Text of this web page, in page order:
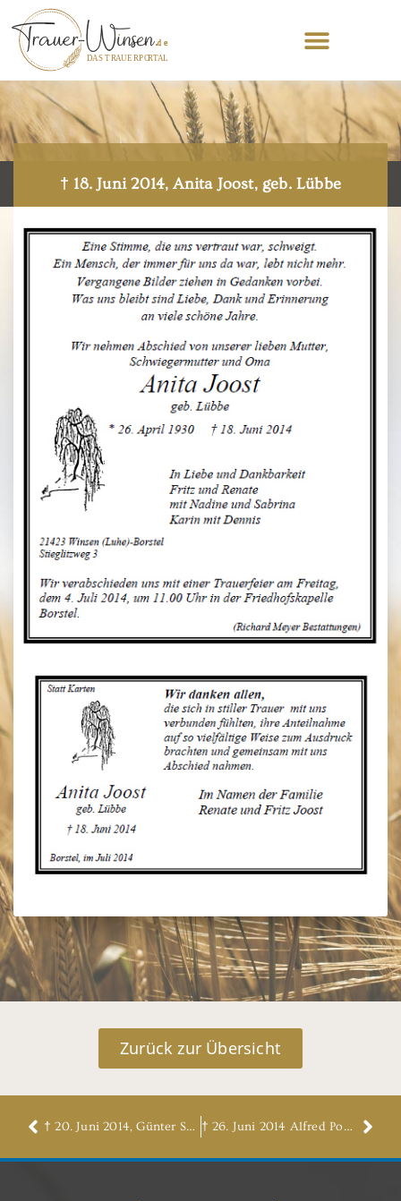
† 18. Juni 2014, Anita Joost, geb. Lübbe
Zurück zur Übersicht
† 20. Juni 2014, Günter Schween † 26. Juni 2014 Alfred Ponzer